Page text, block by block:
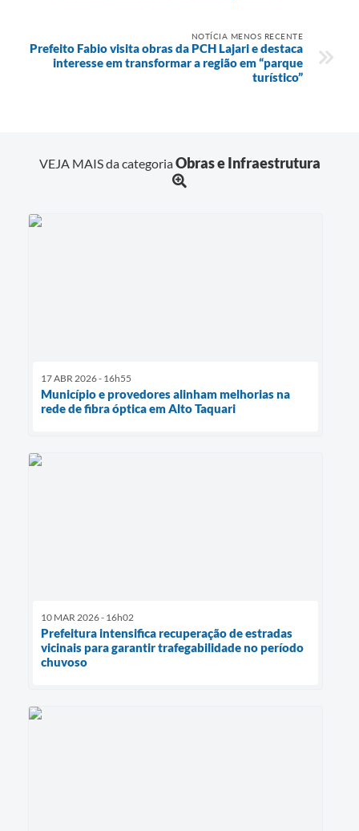
NOTÍCIA MENOS RECENTE
Prefeito Fabio visita obras da PCH Lajari e destaca
interesse em transformar a região em “parque
turístico”
VEJA MAIS da categoriaObras e Infraestrutura
17 ABR 2026 - 16h55
Município e provedores alinham melhorias na
rede de fibra óptica em Alto Taquari
10 MAR 2026 - 16h02
Prefeitura intensifica recuperação de estradas
vicinais para garantir trafegabilidade no período
chuvoso